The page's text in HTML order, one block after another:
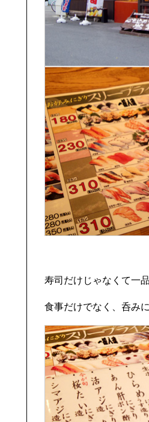
寿司だけじゃなくて一
食事だけでなく、呑み